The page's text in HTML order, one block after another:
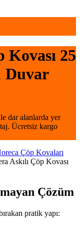
Kovası 25
Duvar
dar alanlarda yer
Ücretsiz kargo
Çöp Kovaları
Askılı Çöp Kovası
Çözüm
pratik yapı: